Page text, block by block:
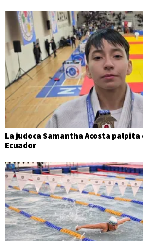
La judoca Samantha Acosta palpita
Ecuador